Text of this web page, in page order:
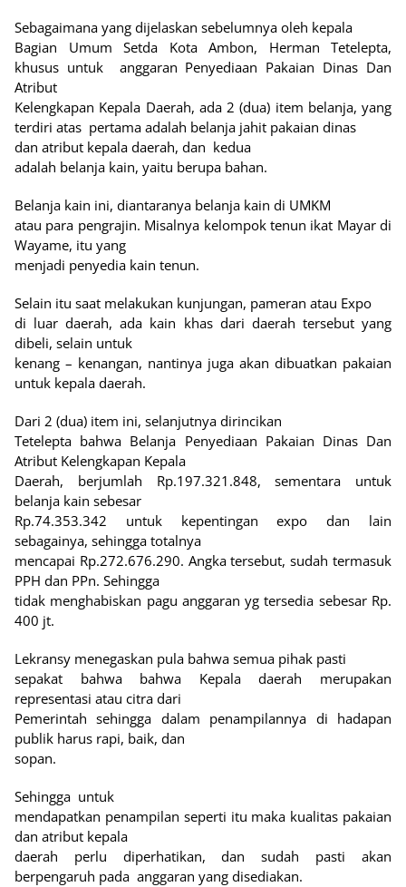
Sebagaimana yang dijelaskan sebelumnya oleh kepala
Bagian Umum Setda Kota Ambon, Herman Tetelepta,
khusus untuk
anggaran Penyediaan Pakaian Dinas Dan
Atribut
Kelengkapan Kepala Daerah, ada 2 (dua) item belanja, yang
terdiri atas pertama adalah belanja jahit pakaian dinas
dan atribut kepala daerah, dan kedua
adalah belanja kain, yaitu berupa bahan.
Belanja kain ini, diantaranya belanja kain di UMKM
atau para pengrajin. Misalnya kelompok tenun ikat Mayar di
Wayame, itu yang
menjadi penyedia kain tenun.
Selain itu saat melakukan kunjungan, pameran atau Expo
di luar daerah, ada kain khas dari daerah tersebut yang
dibeli, selain untuk
kenang – kenangan, nantinya juga akan dibuatkan pakaian
untuk kepala daerah.
Dari 2 (dua) item ini, selanjutnya dirincikan
Tetelepta bahwa Belanja Penyediaan Pakaian Dinas Dan
Atribut Kelengkapan Kepala
Daerah, berjumlah Rp.197.321.848, sementara untuk
belanja kain sebesar
Rp.74.353.342 untuk kepentingan expo dan lain
sebagainya, sehingga totalnya
mencapai Rp.272.676.290. Angka tersebut, sudah termasuk
PPH dan PPn. Sehingga
tidak menghabiskan pagu anggaran yg tersedia sebesar Rp.
400 jt.
Lekransy menegaskan pula bahwa semua pihak pasti
sepakat bahwa bahwa Kepala daerah merupakan
representasi atau citra dari
Pemerintah sehingga dalam penampilannya di hadapan
publik harus rapi, baik, dan
sopan.
Sehingga untuk
mendapatkan penampilan seperti itu maka kualitas pakaian
dan atribut kepala
daerah perlu diperhatikan, dan sudah pasti akan
berpengaruh pada anggaran yang disediakan.